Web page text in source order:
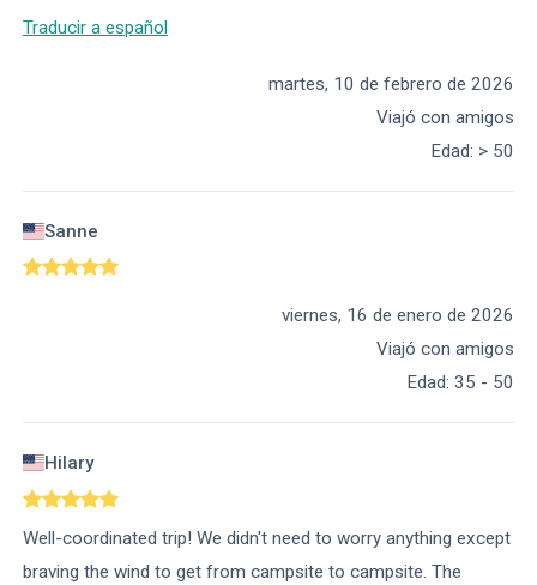
Traducir a español
martes, 10 de febrero de 2026
Viajó con amigos
Edad: > 50
Sanne
viernes, 16 de enero de 2026
Viajó con amigos
Edad: 35 - 50
Hilary
Well-coordinated trip! We didn't need to worry anything except
braving the wind to get from campsite to campsite. The